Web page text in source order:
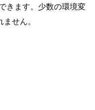
きます。少数の環境変
せん。